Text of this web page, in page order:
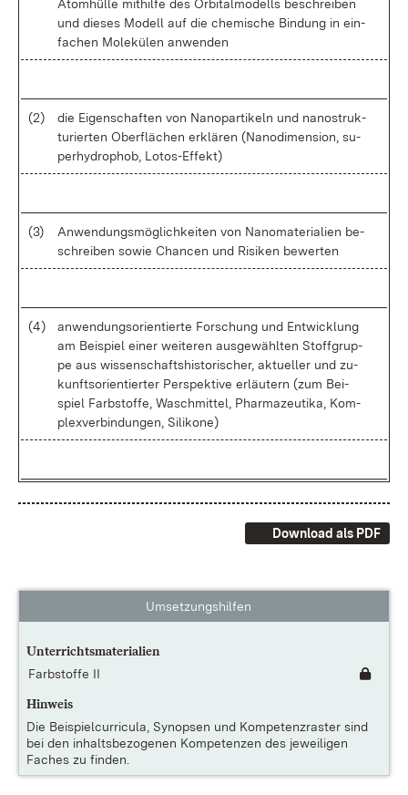
Atom­hül­le mit­hil­fe des Or­bi­tal­mo­dells be­schrei­ben
und die­ses Mo­dell auf die che­mi­sche Bin­dung in ein­
fa­chen Mo­le­kü­len an­wen­den
(2)
die Ei­gen­schaf­ten von Na­no­par­ti­keln und na­no­struk­
tu­rier­ten Ober­flä­chen er­klä­ren (Na­n­odi­men­si­on, su­
per­hy­dro­phob, Lo­to­s-Ef­fekt)
(3)
An­wen­dungs­mög­lich­kei­ten von Na­no­ma­te­ria­li­en be­
schrei­ben so­wie Chan­cen und Ri­si­ken be­wer­ten
(4)
an­wen­dungs­ori­en­tier­te For­schung und Ent­wick­lung
am Bei­spiel ei­ner wei­te­ren aus­ge­wähl­ten Stoff­grup­
pe aus wis­sen­schafts­his­to­ri­scher, ak­tu­el­ler und zu­
kunfts­ori­en­tier­ter Per­spek­ti­ve er­läu­tern (zum Bei­
spiel Farb­stof­fe, Wasch­mit­tel, Phar­ma­zeu­ti­ka, Kom­
plex­ver­bin­dun­gen, Si­li­ko­ne)
Download als PDF
Umsetzungshilfen
Unterrichtsmaterialien
Farbstoffe II
Hinweis
Die Beispielcurricula, Synopsen und Kompetenzraster sind
bei den inhaltsbezogenen Kompetenzen des jeweiligen
Faches zu finden.